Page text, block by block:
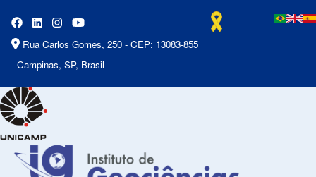
Rua Carlos Gomes, 250 - CEP: 13083-855
- Campinas, SP, Brasil